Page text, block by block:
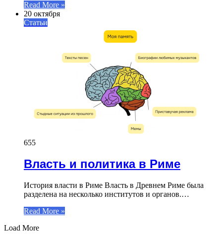
Read More »
20 октября
Статьи
655
Власть и политика в Риме
История власти в Риме Власть в Древнем Риме была
разделена на несколько институтов и органов.…
Read More »
Load More